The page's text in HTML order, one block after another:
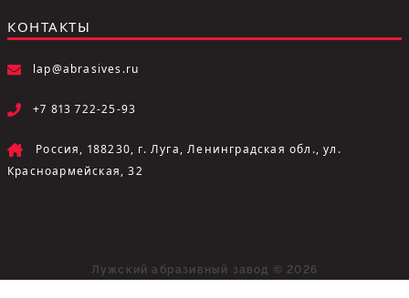
КОНТАКТЫ
lap@abrasives.ru
+7 813 722-25-93
Россия, 188230, г. Луга, Ленинградская обл., ул.
Красноармейская, 32
Лужский абразивный завод © 2026